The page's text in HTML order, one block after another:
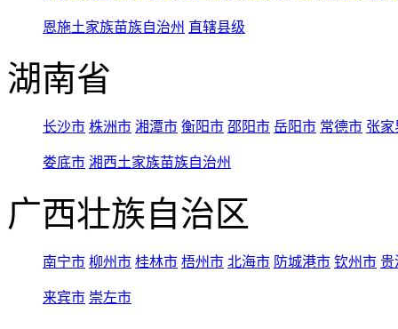
恩施土家族苗族自治州 直辖县级
湖南省
长沙市 株洲市 湘潭市 衡阳市 邵阳市 岳阳市 常德市 张家
娄底市 湘西土家族苗族自治州
广西壮族自治区
南宁市 柳州市 桂林市 梧州市 北海市 防城港市 钦州市 贵
来宾市 崇左市